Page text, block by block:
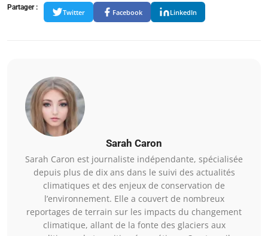
Partager :
Twitter Facebook LinkedIn
Sarah Caron
Sarah Caron est journaliste indépendante, spécialisée
depuis plus de dix ans dans le suivi des actualités
climatiques et des enjeux de conservation de
l’environnement. Elle a couvert de nombreux
reportages de terrain sur les impacts du changement
climatique, allant de la fonte des glaciers aux